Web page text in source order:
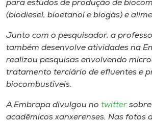
para estudos de produção de
(biodiesel, bioetanol e biogás) e
Junto com o pesquisador, a
também desenvolve atividades na
realizou pesquisas envolvendo
tratamento terciário de efluentes e
biocombustíveis.
A Embrapa divulgou no twitter
acadêmicos xanxerenses. Nas fotos